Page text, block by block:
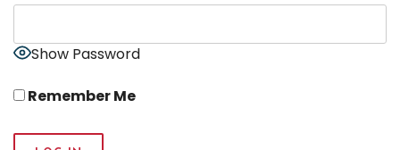
Show Password
Remember Me